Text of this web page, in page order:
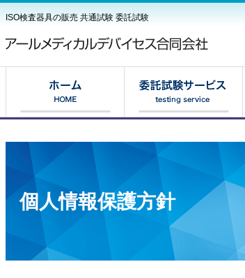
ISO検査器具の販売 共通試験 委託試験
個人情報保護方針